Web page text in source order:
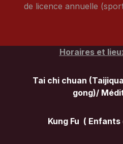
de licence annuelle
Horaires et
Tai chi chuan
gong)/
Kung Fu (